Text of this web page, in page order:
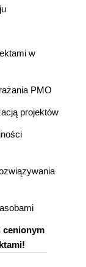
w
PMO
projektów
cenionym